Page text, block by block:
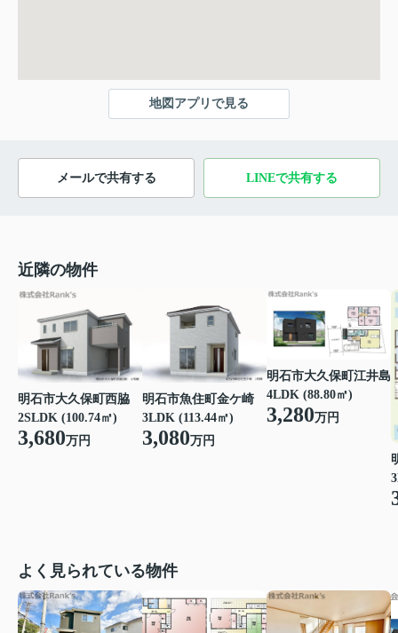
地図アプリで見る
メールで共有する LINEで共有する
近隣の物件
明石市大久保町西脇
2SLDK (100.74㎡)
3,680万円
明石市魚住町金ケ崎
3LDK (113.44㎡)
3,080万円
明石市大久保町江井島
4LDK (88.80㎡)
3,280万円
よく見られている物件